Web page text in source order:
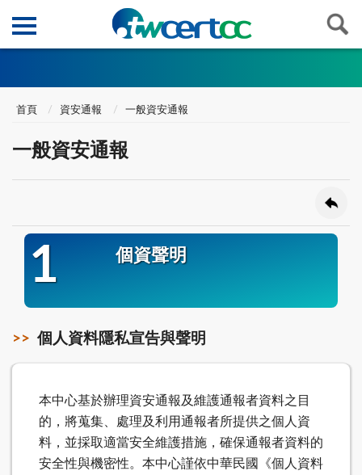
首頁 資安通報 一般資安通報
一般資安通報
1 個資聲明
個人資料隱私宣告與聲明
本中心基於辦理資安通報及維護通報者資料之目
的，將蒐集、處理及利用通報者所提供之個人資
料，並採取適當安全維護措施，確保通報者資料的
安全性與機密性。本中心謹依中華民國《個人資料